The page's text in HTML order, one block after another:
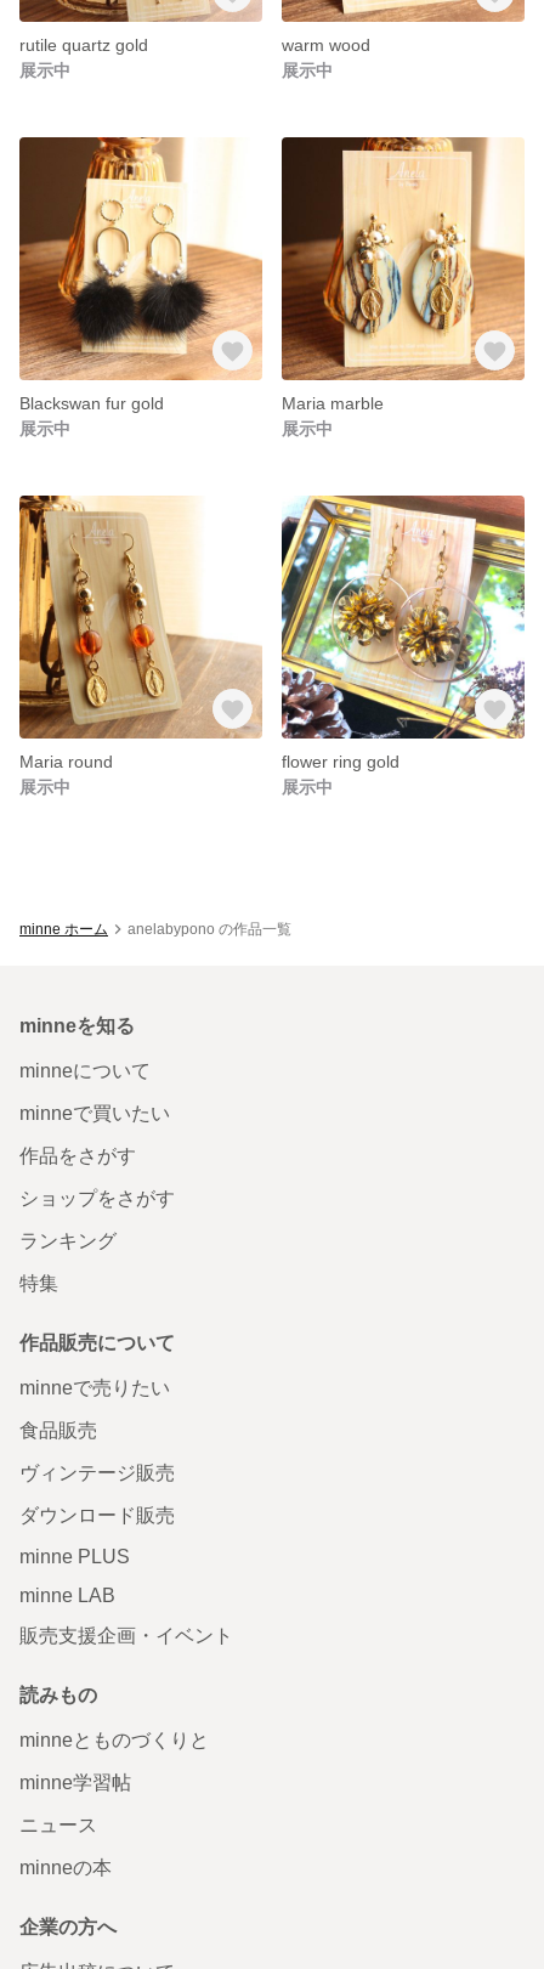
rutile quartz gold
展示中
warm wood
展示中
Blackswan fur gold
展示中
Maria marble
展示中
Maria round
展示中
flower ring gold
展示中
minne ホーム anelabypono の作品一覧
minneを知る
minneについて
minneで買いたい
作品をさがす
ショップをさがす
ランキング
特集
作品販売について
minneで売りたい
食品販売
ヴィンテージ販売
ダウンロード販売
minne PLUS
minne LAB
販売支援企画・イベント
読みもの
minneとものづくりと
minne学習帖
ニュース
minneの本
企業の方へ